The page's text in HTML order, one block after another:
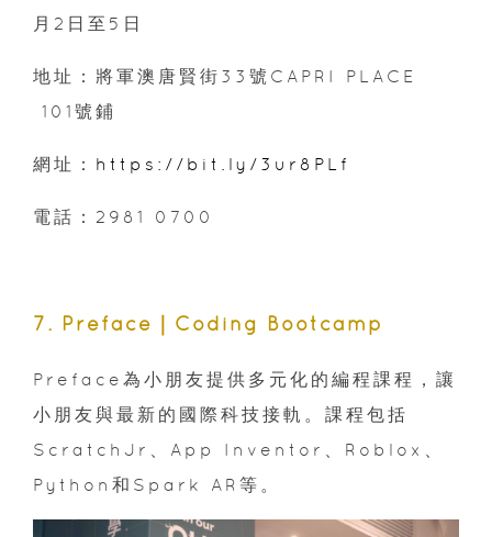
月2日至5日
地址：將軍澳唐賢街33號CAPRI PLACE
101號鋪
網址： https://bit.ly/3ur8PLf
電話：2981 0700
7. Preface｜Coding Bootcamp
Preface為小朋友提供多元化的編程課程，讓
小朋友與最新的國際科技接軌。課程包括
ScratchJr、App Inventor、Roblox、
Python和Spark AR等。